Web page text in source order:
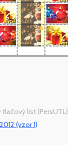
list (PersUTL)
(vzor 1)